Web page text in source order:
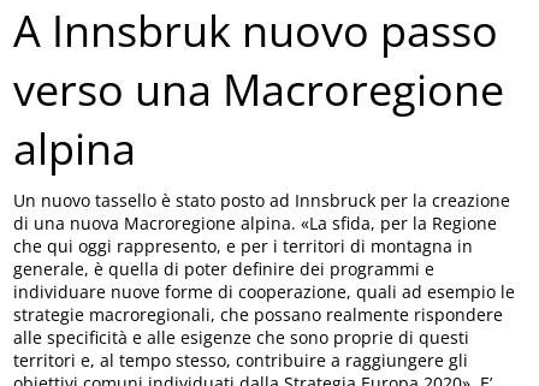
A Innsbruk nuovo passo
verso una Macroregione
alpina
Un nuovo tassello è stato posto ad Innsbruck per la creazione
di una nuova Macroregione alpina. «La sfida, per la Regione
che qui oggi rappresento, e per i territori di montagna in
generale, è quella di poter definire dei programmi e
individuare nuove forme di cooperazione, quali ad esempio le
strategie macroregionali, che possano realmente rispondere
alle specificità e alle esigenze che sono proprie di questi
territori e, al tempo stesso, contribuire a raggiungere gli